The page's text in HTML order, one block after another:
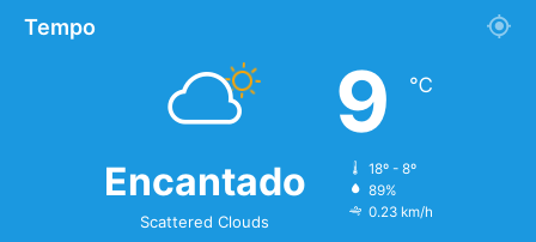
Tempo
Encantado
Scattered Clouds
9 ℃
18º - 8º
89%
0.23 km/h